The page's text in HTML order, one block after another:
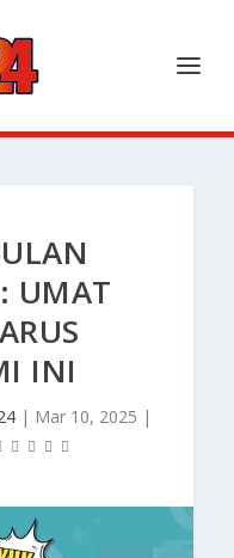
UMAT
INI
| Mar 10, 2025 |